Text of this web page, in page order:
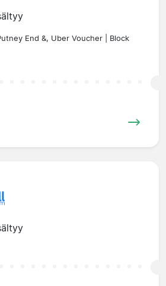
End &, Uber Voucher | Block